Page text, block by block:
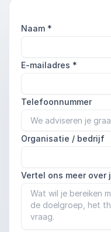
Naam *
E-mailadres *
Telefoonnummer
Organisatie / bedrijf
Vertel ons meer over